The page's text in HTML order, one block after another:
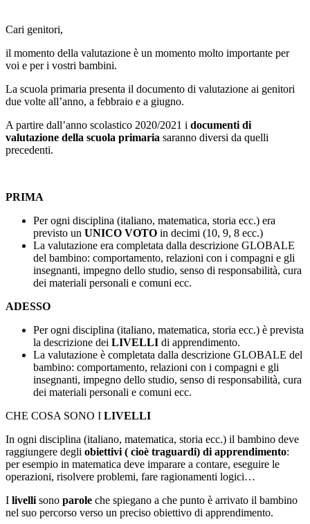
Cari genitori,
il momento della valutazione è un momento molto importante per
voi e per i vostri bambini.
La scuola primaria presenta il documento di valutazione ai genitori
due volte all’anno, a febbraio e a giugno.
A partire dall’anno scolastico 2020/2021 i documenti di
valutazione della scuola primaria saranno diversi da quelli
precedenti.
PRIMA
Per ogni disciplina (italiano, matematica, storia ecc.) era
previsto un UNICO VOTO in decimi (10, 9, 8 ecc.)
La valutazione era completata dalla descrizione GLOBALE
del bambino: comportamento, relazioni con i compagni e gli
insegnanti, impegno dello studio, senso di responsabilità, cura
dei materiali personali e comuni ecc.
ADESSO
Per ogni disciplina (italiano, matematica, storia ecc.) è prevista
la descrizione dei LIVELLI di apprendimento.
La valutazione è completata dalla descrizione GLOBALE del
bambino: comportamento, relazioni con i compagni e gli
insegnanti, impegno dello studio, senso di responsabilità, cura
dei materiali personali e comuni ecc.
CHE COSA SONO I LIVELLI
In ogni disciplina (italiano, matematica, storia ecc.) il bambino deve
raggiungere degli obiettivi ( cioè traguardi) di apprendimento:
per esempio in matematica deve imparare a contare, eseguire le
operazioni, risolvere problemi, fare ragionamenti logici…
I livelli sono parole che spiegano a che punto è arrivato il bambino
nel suo percorso verso un preciso obiettivo di apprendimento.